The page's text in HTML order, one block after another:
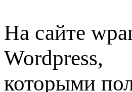
На сайте
Wordpress,
которыми